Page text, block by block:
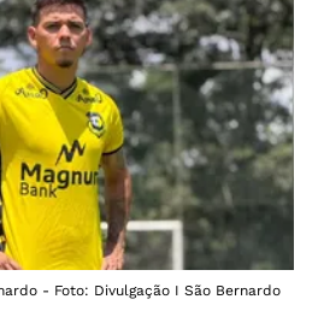
- Foto: Divulgação I São Bernardo